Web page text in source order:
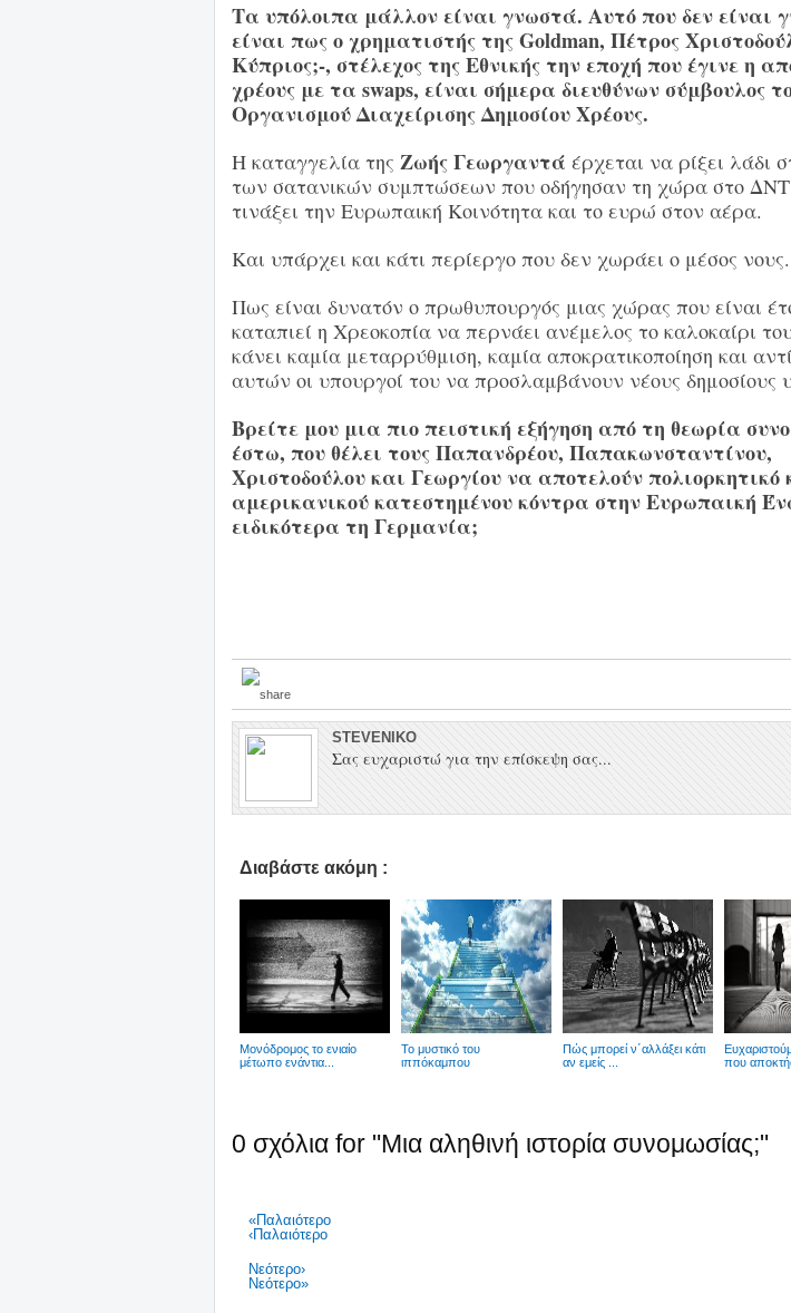
Τα υπόλοιπα μάλλον είναι γνωστά. Αυτό που δεν είναι
είναι πως ο χρηματιστής της Goldman, Πέτρος
Κύπριος;-, στέλεχος της Εθνικής την εποχή που έγινε η
χρέους με τα swaps, είναι σήμερα διευθύνων σύμβουλος
Οργανισμού Διαχείρισης Δημοσίου Χρέους.
Η καταγγελία της Ζωής Γεωργαντά έρχεται να ρίξει λάδι
των σατανικών συμπτώσεων που οδήγησαν τη χώρα στο
τινάξει την Ευρωπαική Κοινότητα και το ευρώ στον αέρα.
Και υπάρχει και κάτι περίεργο που δεν χωράει ο μέσος νους.
Πως είναι δυνατόν ο πρωθυπουργός μιας χώρας που είναι
καταπιεί η Χρεοκοπία να περνάει ανέμελος το καλοκαίρι
κάνει καμία μεταρρύθμιση, καμία αποκρατικοποίηση και
αυτών οι υπουργοί του να προσλαμβάνουν νέους δημοσίους
Βρείτε μου μια πιο πειστική εξήγηση από τη θεωρία
έστω, που θέλει τους Παπανδρέου, Παπακωνσταντίνου,
Χριστοδούλου και Γεωργίου να αποτελούν πολιορκητικό
αμερικανικού κατεστημένου κόντρα στην Ευρωπαική
ειδικότερα τη Γερμανία;
STEVENIKO
Σας ευχαριστώ για την επίσκεψη σας...
Διαβάστε ακόμη :
Μονόδρομος το ενιαίο
μέτωπο ενάντια...
Το μυστικό του
ιππόκαμπου
Πώς μπορεί ν΄αλλάξει κάτι
αν εμείς ...
που
0 σχόλια for "Mια αληθινή ιστορία συνομωσίας;"
«Παλαιότερο
‹Παλαιότερο
Νεότερο›
Νεότερο»